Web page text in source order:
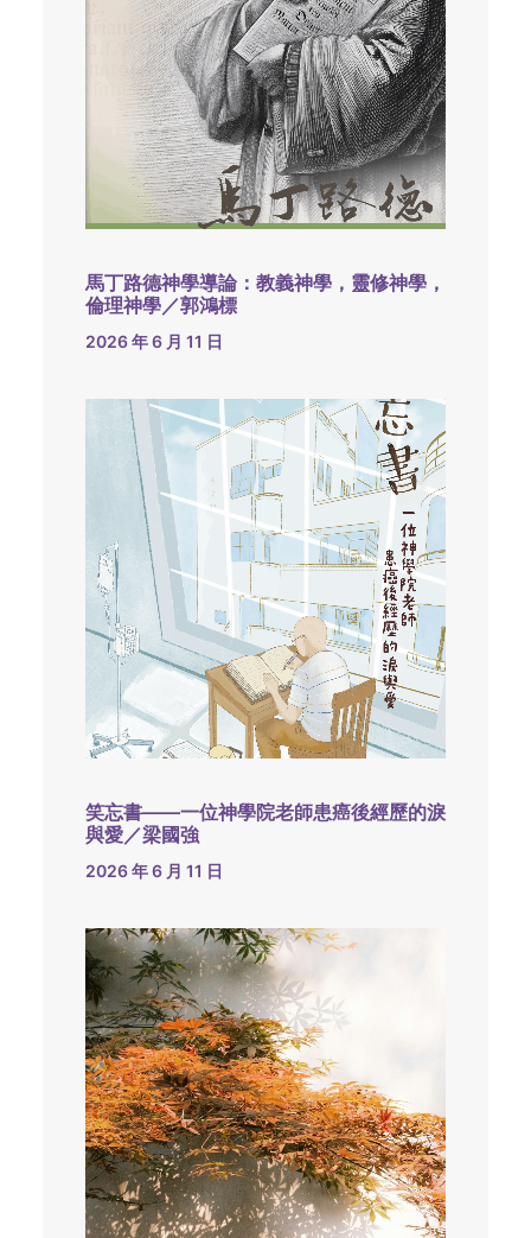
馬丁路德神學導論：教義神學，靈修神學，
倫理神學／郭鴻標
2026 年 6 月 11 日
笑忘書——一位神學院老師患癌後經歷的淚
與愛／梁國強
2026 年 6 月 11 日